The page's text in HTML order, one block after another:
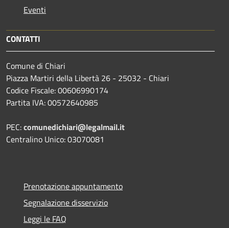
Eventi
CONTATTI
Comune di Chiari
Piazza Martiri della Libertà 26 - 25032 - Chiari
Codice Fiscale: 00606990174
Partita IVA: 00572640985
PEC:comunedichiari@legalmail.it
Centralino Unico: 03070081
Prenotazione appuntamento
Segnalazione disservizio
Leggi le FAQ